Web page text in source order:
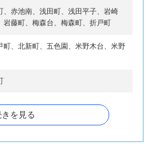
、赤池南、浅田町、浅田平子、岩崎
岩藤町、梅森台、梅森町、折戸町
町、北新町、五色園、米野木台、米野
きを見る